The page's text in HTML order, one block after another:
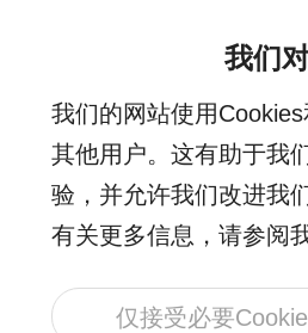
我们
我们的网站使用
其他用户。这有助于我
验，并允许我们改进我
有关更多信息，请参阅
仅接受必要Cookie